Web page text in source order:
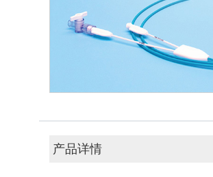
产品详情